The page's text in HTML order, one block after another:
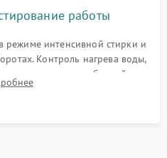
работы
режиме интенсивной стирки и
Контроль нагрева воды,
излишних вибраций,
протечек под корпусом.